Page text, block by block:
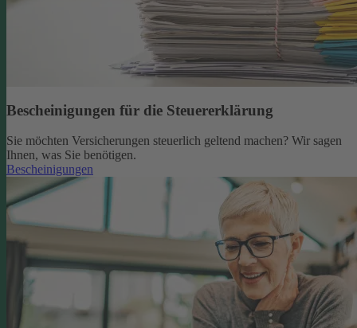
Bescheinigungen für die Steuererklärung
Sie möchten Versicherungen steuerlich geltend machen? Wir sagen
Ihnen, was Sie benötigen.
Bescheinigungen